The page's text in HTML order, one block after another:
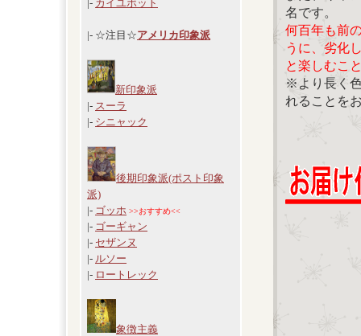
|- カイユボット
|- ☆注目☆アメリカ印象派
新印象派
|- スーラ
|- シニャック
後期印象派(ポスト印象
派)
|- ゴッホ >>おすすめ<<
|- ゴーギャン
|- セザンヌ
|- ルソー
|- ロートレック
象徴主義
名です。
何百年も前
うに、劣化
と楽しむこ
※より長く
れることを